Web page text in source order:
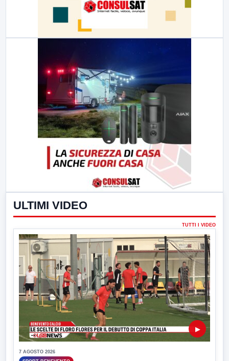
ULTIMI VIDEO
TUTTI I VIDEO
▶
7 AGOSTO 2026